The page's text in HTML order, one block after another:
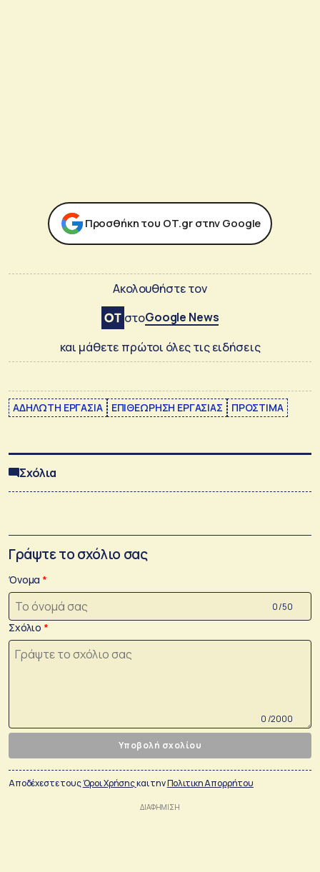
Προσθήκη του ΟΤ.gr στην Google
Ακολουθήστε τον
στοGoogle News
και μάθετε πρώτοι όλες τις ειδήσεις
ΑΔΗΛΩΤΗ ΕΡΓΑΣΙΑ ΕΠΙΘΕΩΡΗΣΗ ΕΡΓΑΣΙΑΣ ΠΡΟΣΤΙΜΑ
Σχόλια
Γράψτε το σχόλιο σας
Όνομα
0 /50
Σχόλιο
0 /2000
Υποβολή σχολίου
Αποδέχεστε τουςΌροι Χρήσηςκαι τηνΠολιτικη Απορρήτου